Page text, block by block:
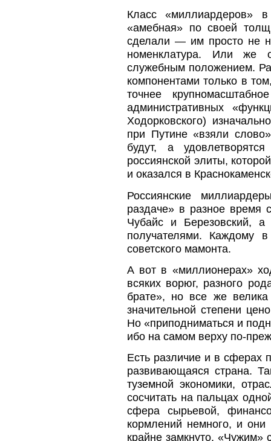
Класс «миллиардеров» в
«амебная» по своей
сделали — им просто не
номенклатура. Или же
служебным положением.
компонентами только в
точнее
административных
Ходорковского)
при Путине «взяли
будут, а
россиянской элиты,
и оказался в
Россиянские
раздаче» в разное время
Чубайс и Березовский,
получателями. Каждому
советского мамонта.
А вот в «миллионерах»
всяких ворюг, разного
брате», но все же
значительной степени
Но «приподниматься и
ибо на самом верху по-
Есть различие и в
развивающаяся страна.
туземной экономики,
сосчитать на пальцах
сфера сырьевой,
кормлений немного, и
крайне замкнуто.